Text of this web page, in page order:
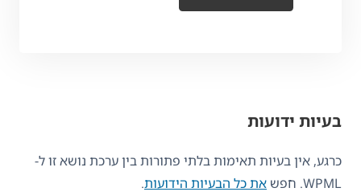
בעיות ידועות
כרגע, אין בעיות תאימות בלתי פתורות בין ערכת נושא זו ל-
WPML. חפש
את כל הבעיות הידועות.